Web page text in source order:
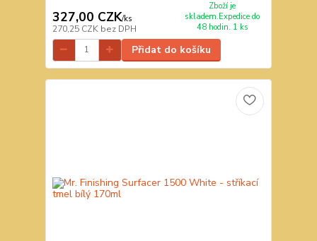
327,00 CZK/ks
270,25 CZK bez DPH
Zboží je
skladem.Expedice do
48 hodin. 1 ks
Přidat do košíku